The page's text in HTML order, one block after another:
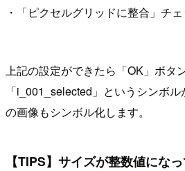
・「ピクセルグリッドに整合」チ
上記の設定ができたら「OK」ボタ
「i_001_selected」というシンボ
の画像もシンボル化します。
【TIPS】サイズが整数値にな